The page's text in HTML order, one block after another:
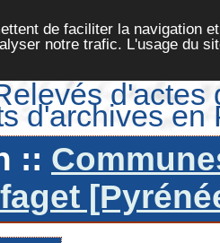
de faciliter la navigation
notre trafic. L'usage du
d'actes
d'archives en
::